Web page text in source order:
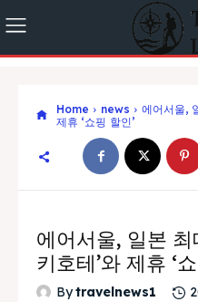
Home news
에어서울,
제휴 ‘쇼핑 할인’
에어서울, 일본 최
키호테’와 제휴 ‘
Bytravelnews1